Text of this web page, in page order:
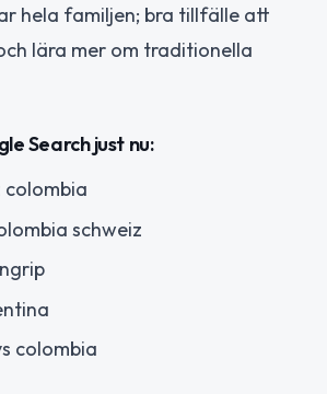
hela familjen; bra tillfälle att
lära mer om traditionella
Search just nu:
colombia
schweiz
colombia